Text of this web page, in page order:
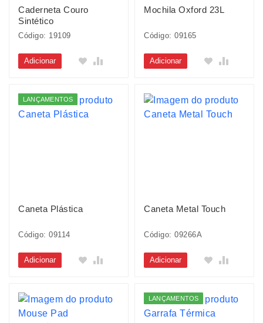
Caderneta Couro
Sintético
Código: 19109
Adicionar
Mochila Oxford 23L
Código: 09165
Adicionar
LANÇAMENTOS
Caneta Plástica
Código: 09114
Adicionar
Caneta Metal Touch
Código: 09266A
Adicionar
LANÇAMENTOS